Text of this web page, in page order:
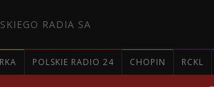
RADIA SA
POLSKIE RADIO 24 CHOPIN RCKL